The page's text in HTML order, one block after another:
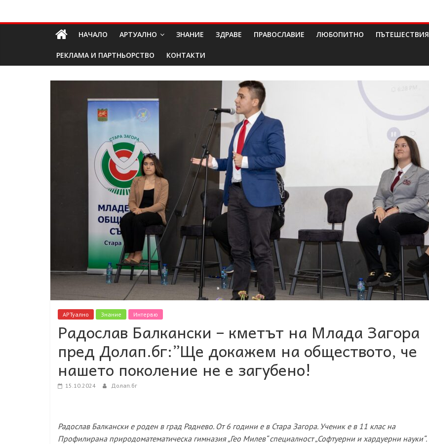
Долап
БГ
изкуство|
НАЧАЛО АРТУАЛНО ЗНАНИЕ ЗДРАВЕ ПРАВОСЛАВИЕ ЛЮБОПИТНО ПЪТЕШЕСТВИЯ
РЕКЛАМА И ПАРТНЬОРСТВО КОНТАКТИ
АРТуално Знание Интервю
Радослав Балкански – кметът на Млада Загора
пред Долап.бг:”Ще докажем на обществото, че
нашето поколение не е загубено!
15.10.2024 Долап.бг
Радослав Балкански е роден в град Раднево. От 6 годиниe в Стара Загора. Ученик е в 11 клас на
Профилирана природоматематическа гимназия „Гео Милев“ специалност „Софтуерни и хардуерни науки“.